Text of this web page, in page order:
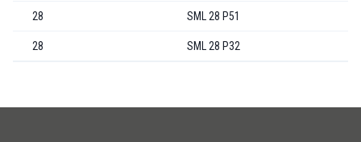
28 SML 28 P51
28 SML 28 P32